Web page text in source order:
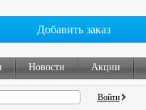
Добавить заказ
Новости Акции